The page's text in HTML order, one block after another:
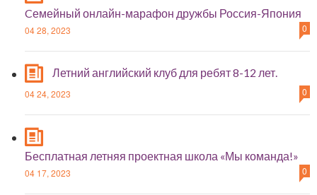
Cемейный онлайн-марафон дружбы Россия-Япония
04 28, 2023 0
Летний английский клуб для ребят 8-12 лет.
04 24, 2023 0
Бесплатная летняя проектная школа «Мы команда!»
04 17, 2023 0